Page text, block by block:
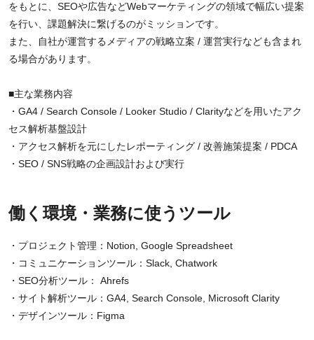
をもとに、SEOや広告などWebマーケティングの領域で幅広い提案
を行い、課題解決に繋げるのがミッションです。
また、自社が運営するメディアの戦略立案 / 運営実行なども含まれ
る場合があります。
■主な業務内容
・GA4 / Search Console / Looker Studio / Clarityなどを用いたアク
セス解析基盤設計
・アクセス解析を元にしたレポーティング / 改善施策提案 / PDCA
・SEO / SNS戦略の企画設計および実行
働く環境・業務に使うツール
・プロジェクト管理：Notion, Google Spreadsheet
・コミュニケーションツール：Slack, Chatwork
・SEO分析ツール： Ahrefs
・サイト解析ツール：GA4, Search Console, Microsoft Clarity
・デザインツール：Figma